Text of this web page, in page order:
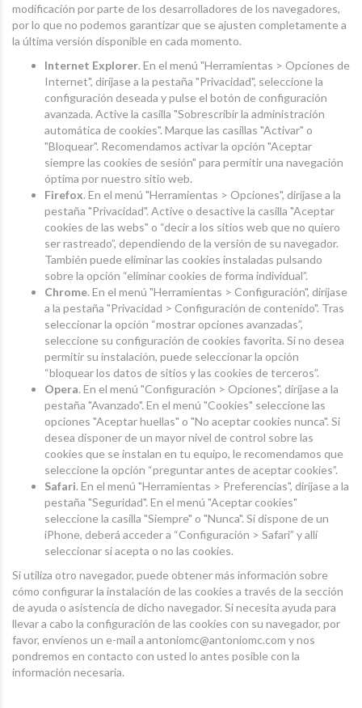
modificación por parte de los desarrolladores de los navegadores,
por lo que no podemos garantizar que se ajusten completamente a
la última versión disponible en cada momento.
Internet Explorer. En el menú "Herramientas > Opciones de
Internet", diríjase a la pestaña "Privacidad", seleccione la
configuración deseada y pulse el botón de configuración
avanzada. Active la casilla "Sobrescribir la administración
automática de cookies". Marque las casillas "Activar" o
"Bloquear". Recomendamos activar la opción "Aceptar
siempre las cookies de sesión" para permitir una navegación
óptima por nuestro sitio web.
Firefox. En el menú "Herramientas > Opciones", diríjase a la
pestaña "Privacidad". Active o desactive la casilla "Aceptar
cookies de las webs" o “decir a los sitios web que no quiero
ser rastreado”, dependiendo de la versión de su navegador.
También puede eliminar las cookies instaladas pulsando
sobre la opción “eliminar cookies de forma individual”.
Chrome. En el menú "Herramientas > Configuración", diríjase
a la pestaña "Privacidad > Configuración de contenido". Tras
seleccionar la opción “mostrar opciones avanzadas”,
seleccione su configuración de cookies favorita. Si no desea
permitir su instalación, puede seleccionar la opción
“bloquear los datos de sitios y las cookies de terceros”.
Opera. En el menú "Configuración > Opciones", diríjase a la
pestaña "Avanzado". En el menú "Cookies" seleccione las
opciones "Aceptar huellas" o "No aceptar cookies nunca". Si
desea disponer de un mayor nivel de control sobre las
cookies que se instalan en tu equipo, le recomendamos que
seleccione la opción “preguntar antes de aceptar cookies”.
Safari. En el menú "Herramientas > Preferencias", diríjase a la
pestaña "Seguridad". En el menú "Aceptar cookies"
seleccione la casilla "Siempre" o "Nunca". Si dispone de un
iPhone, deberá acceder a “Configuración > Safari” y allí
seleccionar si acepta o no las cookies.
Si utiliza otro navegador, puede obtener más información sobre
cómo configurar la instalación de las cookies a través de la sección
de ayuda o asistencia de dicho navegador. Si necesita ayuda para
llevar a cabo la configuración de las cookies con su navegador, por
favor, envíenos un e-mail a antoniomc@antoniomc.com y nos
pondremos en contacto con usted lo antes posible con la
información necesaria.